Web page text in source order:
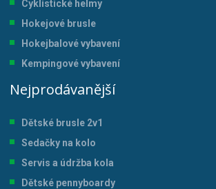
Cyklistické helmy
Hokejové brusle
Hokejbalové vybavení
Kempingové vybavení
Nejprodávanější
Dětské brusle 2v1
Sedačky na kolo
Servis a údržba kola
Dětské pennyboardy